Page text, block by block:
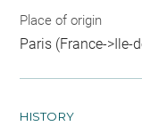
Place of origin
Paris (France->Ile-
HISTORY